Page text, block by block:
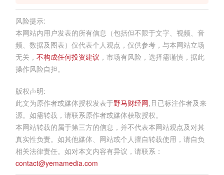
风险提示:
本网站内用户发表的所有信息（包括但不限于文字、视频、音
频、数据及图表）仅代表个人观点，仅供参考，与本网站立场
无关， 不构成任何投资建议 ，市场有风险，选择需谨慎，据此
操作风险自担。
版权声明:
此文为原作者或媒体授权发表于野马财经网,且已标注作者及来
源。如需转载，请联系原作者或媒体获取授权。
本网站转载的属于第三方的信息，并不代表本网站观点及对其
真实性负责。如其他媒体、网站或个人擅自转载使用，请自负
相关法律责任。如对本文内容有异议，请联系：
contact@yemamedia.com